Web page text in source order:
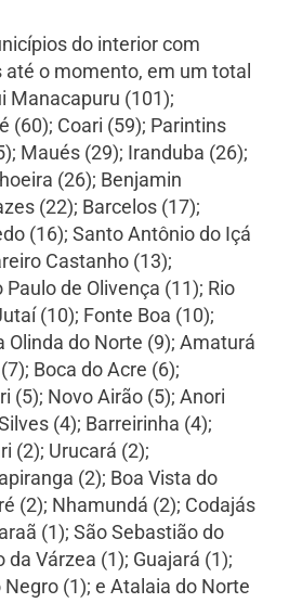
do interior com
o momento, em um total
Manacapuru (101);
(60); Coari (59); Parintins
Maués (29); Iranduba (26);
(26); Benjamin
(22); Barcelos (17);
(16); Santo Antônio do Içá
Castanho (13);
de Olivença (11); Rio
(10); Fonte Boa (10);
Olinda do Norte (9); Amaturá
Boca do Acre (6);
(5); Novo Airão (5); Anori
(4); Barreirinha (4);
(2); Urucará (2);
(2); Boa Vista do
(2); Nhamundá (2); Codajás
(1); São Sebastião do
da Várzea (1); Guajará (1);
(1); e Atalaia do Norte